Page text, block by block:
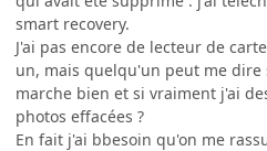
smart recovery.
J'ai pas encore de lecteur de
un, mais quelqu'un peut me dire
marche bien et si vraiment j'ai
photos effacées ?
En fait j'ai bbesoin qu'on me